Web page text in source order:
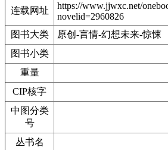
连载网址
https://www.jjwxc.net/
novelid=2960826
图书大类
原创-言情-幻想未来-惊悚
图书小类
重量
CIP核字
中图分类
号
丛书名